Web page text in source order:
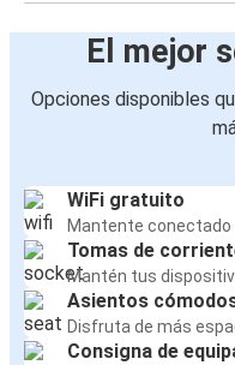
El mejor
Opciones disponibles
WiFi gratuito
Mantente conectado
Tomas de
Mantén tus
Asientos
Disfruta de más
Consigna de